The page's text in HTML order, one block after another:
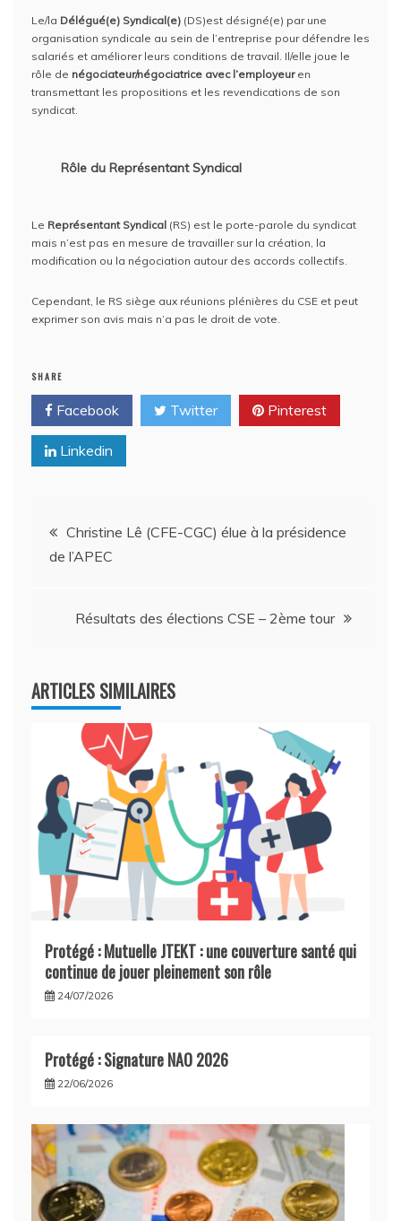
Le/la Délégué(e) Syndical(e) (DS)est désigné(e) par une
organisation syndicale au sein de l’entreprise pour défendre les
salariés et améliorer leurs conditions de travail. Il/elle joue le
rôle de négociateur/négociatrice avec l’employeuren
transmettant les propositions et les revendications de son
syndicat.
Rôle du Représentant Syndical
Le Représentant Syndical (RS) est le porte-parole du syndicat
mais n’est pas en mesure de travailler sur la création, la
modification ou la négociation autour des accords collectifs.
Cependant, le RS siège aux réunions plénières du CSE et peut
exprimer son avis mais n’a pas le droit de vote.
SHARE
Facebook Twitter Pinterest
Linkedin
Navigation
de
l’article
Christine Lê (CFE-CGC) élue à la présidence
de l’APEC
Résultats des élections CSE – 2ème tour
ARTICLES SIMILAIRES
Protégé : Mutuelle JTEKT : une couverture santé qui
continue de jouer pleinement son rôle
24/07/2026
Protégé : Signature NAO 2026
22/06/2026